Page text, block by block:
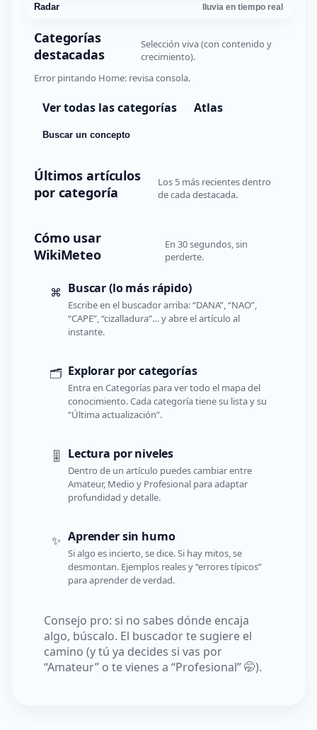
Radar lluvia en tiempo real
Categorías
destacadas
Selección viva (con contenido y
crecimiento).
Error pintando Home: revisa consola.
Ver todas las categorías Atlas
Buscar un concepto
Últimos artículos
por categoría
Los 5 más recientes dentro
de cada destacada.
Cómo usar
WikiMeteo
En 30 segundos, sin
perderte.
⌘ Buscar (lo más rápido)
Escribe en el buscador arriba: “DANA”, “NAO”,
“CAPE”, “cizalladura”… y abre el artículo al
instante.
🗂️ Explorar por categorías
Entra en Categorías para ver todo el mapa del
conocimiento. Cada categoría tiene su lista y su
“Última actualización”.
🎚️ Lectura por niveles
Dentro de un artículo puedes cambiar entre
Amateur, Medio y Profesional para adaptar
profundidad y detalle.
✨ Aprender sin humo
Si algo es incierto, se dice. Si hay mitos, se
desmontan. Ejemplos reales y “errores típicos”
para aprender de verdad.
Consejo pro: si no sabes dónde encaja
algo, búscalo. El buscador te sugiere el
camino (y tú ya decides si vas por
“Amateur” o te vienes a “Profesional” 🤭).